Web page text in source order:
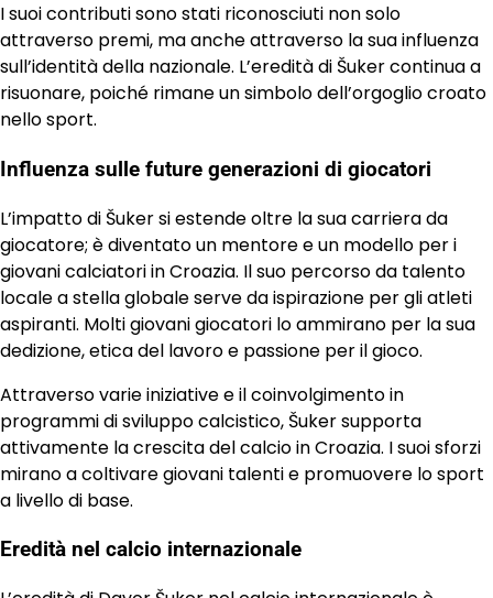
I suoi contributi sono stati riconosciuti non solo
attraverso premi, ma anche attraverso la sua influenza
sull’identità della nazionale. L’eredità di Šuker continua a
risuonare, poiché rimane un simbolo dell’orgoglio croato
nello sport.
Influenza sulle future generazioni di giocatori
L’impatto di Šuker si estende oltre la sua carriera da
giocatore; è diventato un mentore e un modello per i
giovani calciatori in Croazia. Il suo percorso da talento
locale a stella globale serve da ispirazione per gli atleti
aspiranti. Molti giovani giocatori lo ammirano per la sua
dedizione, etica del lavoro e passione per il gioco.
Attraverso varie iniziative e il coinvolgimento in
programmi di sviluppo calcistico, Šuker supporta
attivamente la crescita del calcio in Croazia. I suoi sforzi
mirano a coltivare giovani talenti e promuovere lo sport
a livello di base.
Eredità nel calcio internazionale